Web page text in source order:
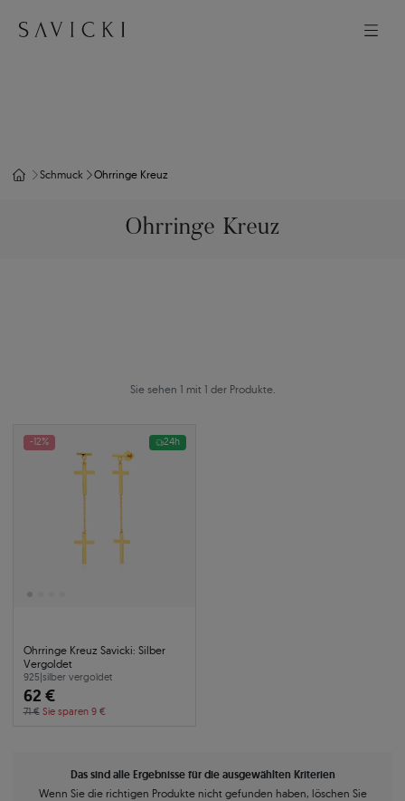
Schmuck Ohrringe Kreuz
Ohrringe Kreuz
Sie sehen 1 mit 1 der Produkte.
-12% 24h
Ohrringe Kreuz Savicki: Silber
Vergoldet
925|silber vergoldet
62 €
71 € Sie sparen 9 €
Das sind alle Ergebnisse für die ausgewählten Kriterien
Wenn Sie die richtigen Produkte nicht gefunden haben, löschen Sie